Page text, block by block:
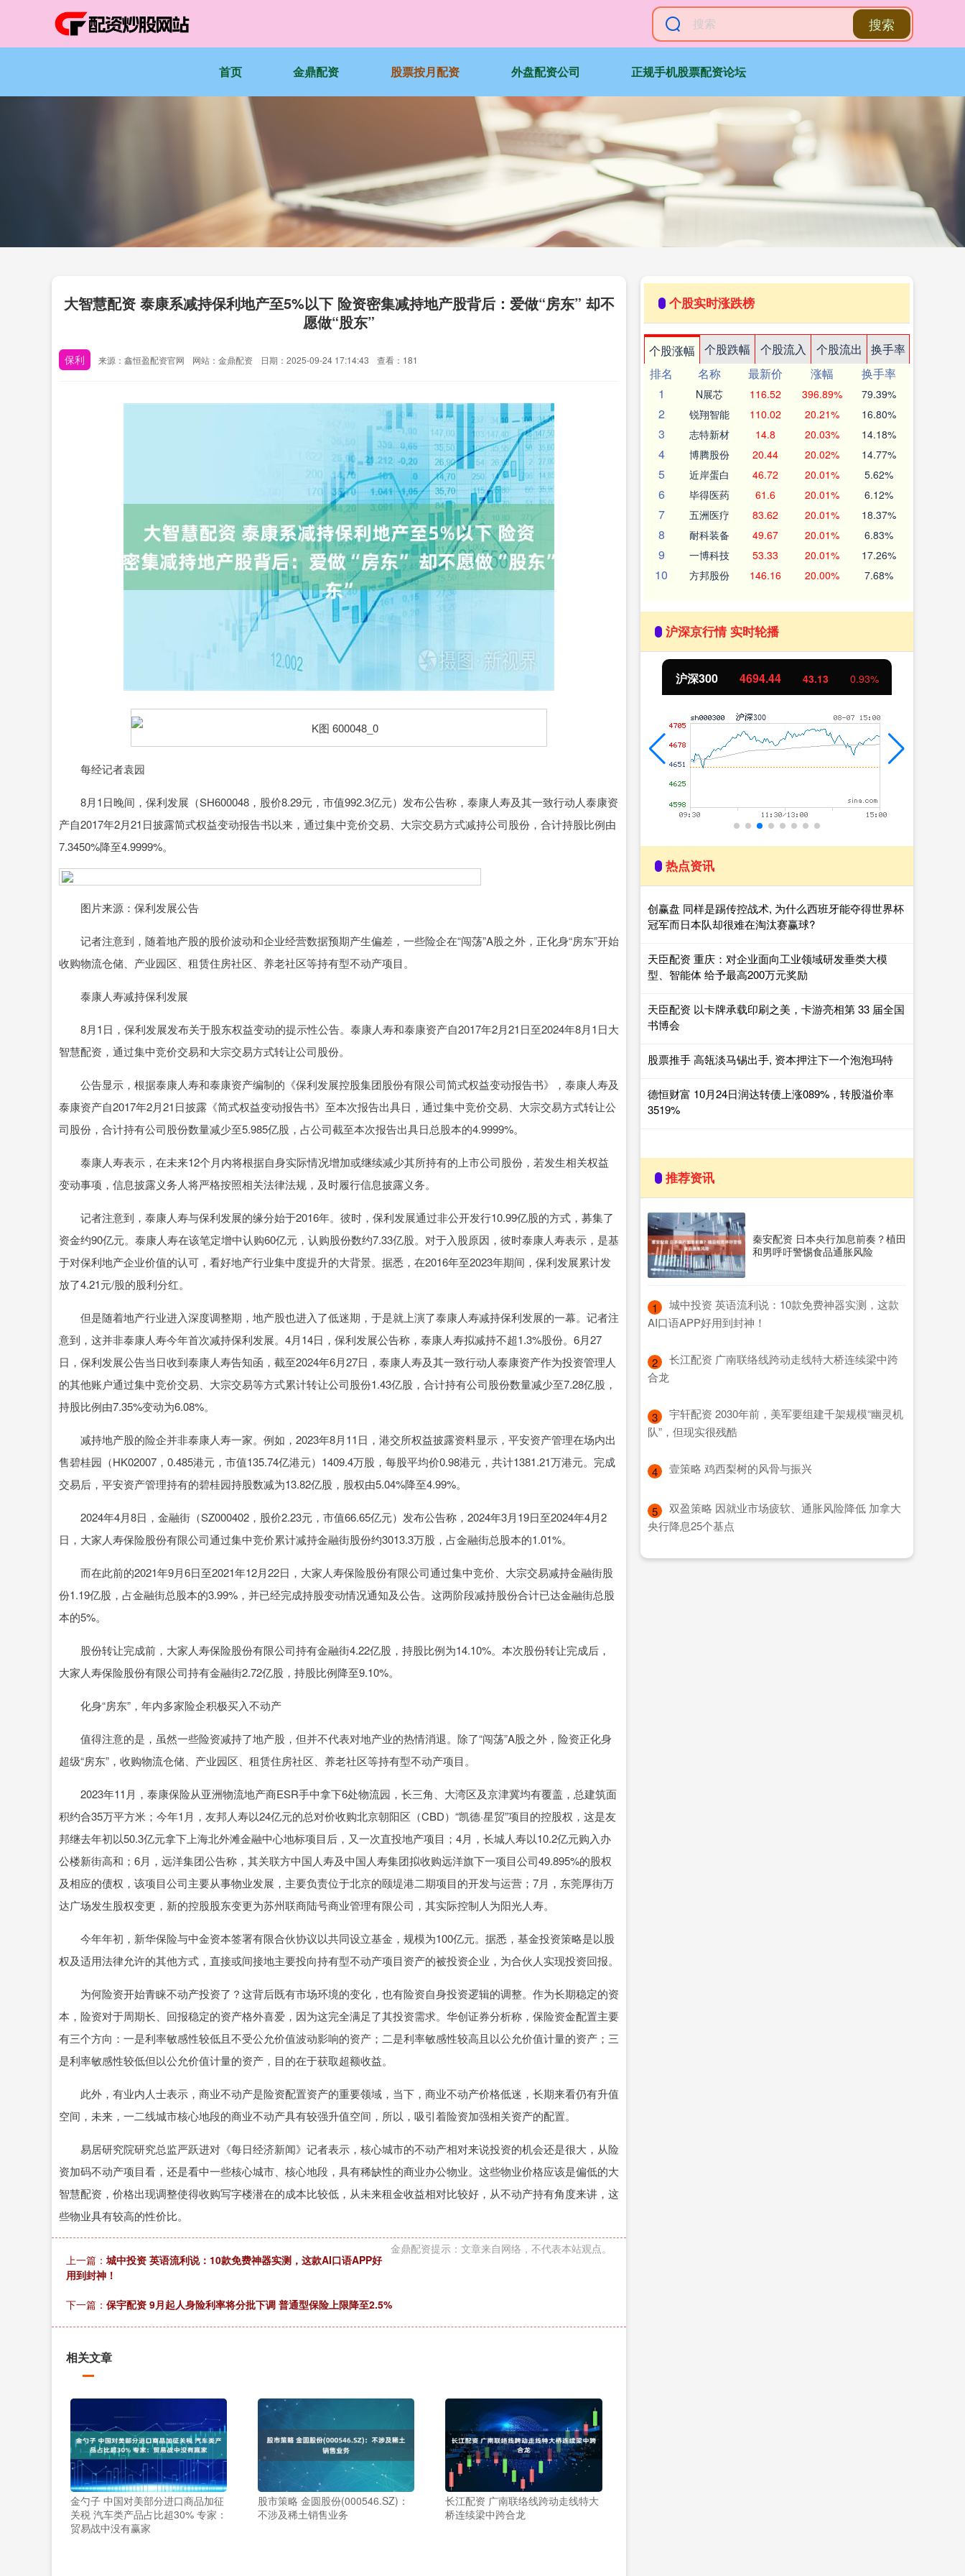
搜索
首页 金鼎配资 股票按月配资 外盘配资公司 正规手机股票配资论坛
大智慧配资 泰康系减持保利地产至5%以下 险资密集减持地产股背后：爱做“房东” 却不
愿做“股东”
保利 来源：鑫恒盈配资官网 网站：金鼎配资 日期：2025-09-24 17:14:43 查看：181
每经记者袁园
8月1日晚间，保利发展（SH600048，股价8.29元，市值992.3亿元）发布公告称，泰康人寿及其一致行动人泰康资
产自2017年2月21日披露简式权益变动报告书以来，通过集中竞价交易、大宗交易方式减持公司股份，合计持股比例由
7.3450%降至4.9999%。
图片来源：保利发展公告
记者注意到，随着地产股的股价波动和企业经营数据预期产生偏差，一些险企在“闯荡”A股之外，正化身“房东”开始
收购物流仓储、产业园区、租赁住房社区、养老社区等持有型不动产项目。
泰康人寿减持保利发展
8月1日，保利发展发布关于股东权益变动的提示性公告。泰康人寿和泰康资产自2017年2月21日至2024年8月1日大
智慧配资，通过集中竞价交易和大宗交易方式转让公司股份。
公告显示，根据泰康人寿和泰康资产编制的《保利发展控股集团股份有限公司简式权益变动报告书》，泰康人寿及
泰康资产自2017年2月21日披露《简式权益变动报告书》至本次报告出具日，通过集中竞价交易、大宗交易方式转让公
司股份，合计持有公司股份数量减少至5.985亿股，占公司截至本次报告出具日总股本的4.9999%。
泰康人寿表示，在未来12个月内将根据自身实际情况增加或继续减少其所持有的上市公司股份，若发生相关权益
变动事项，信息披露义务人将严格按照相关法律法规，及时履行信息披露义务。
记者注意到，泰康人寿与保利发展的缘分始于2016年。彼时，保利发展通过非公开发行10.99亿股的方式，募集了
资金约90亿元。泰康人寿在该笔定增中认购60亿元，认购股份数约7.33亿股。对于入股原因，彼时泰康人寿表示，是基
于对保利地产企业价值的认可，看好地产行业集中度提升的大背景。据悉，在2016年至2023年期间，保利发展累计发
放了4.21元/股的股利分红。
但是随着地产行业进入深度调整期，地产股也进入了低迷期，于是就上演了泰康人寿减持保利发展的一幕。记者注
意到，这并非泰康人寿今年首次减持保利发展。4月14日，保利发展公告称，泰康人寿拟减持不超1.3%股份。6月27
日，保利发展公告当日收到泰康人寿告知函，截至2024年6月27日，泰康人寿及其一致行动人泰康资产作为投资管理人
的其他账户通过集中竞价交易、大宗交易等方式累计转让公司股份1.43亿股，合计持有公司股份数量减少至7.28亿股，
持股比例由7.35%变动为6.08%。
减持地产股的险企并非泰康人寿一家。例如，2023年8月11日，港交所权益披露资料显示，平安资产管理在场内出
售碧桂园（HK02007，0.485港元，市值135.74亿港元）1409.4万股，每股平均价0.98港元，共计1381.21万港元。完成
交易后，平安资产管理持有的碧桂园持股数减为13.82亿股，股权由5.04%降至4.99%。
2024年4月8日，金融街（SZ000402，股价2.23元，市值66.65亿元）发布公告称，2024年3月19日至2024年4月2
日，大家人寿保险股份有限公司通过集中竞价累计减持金融街股份约3013.3万股，占金融街总股本的1.01%。
而在此前的2021年9月6日至2021年12月22日，大家人寿保险股份有限公司通过集中竞价、大宗交易减持金融街股
份1.19亿股，占金融街总股本的3.99%，并已经完成持股变动情况通知及公告。这两阶段减持股份合计已达金融街总股
本的5%。
股份转让完成前，大家人寿保险股份有限公司持有金融街4.22亿股，持股比例为14.10%。本次股份转让完成后，
大家人寿保险股份有限公司持有金融街2.72亿股，持股比例降至9.10%。
化身“房东”，年内多家险企积极买入不动产
值得注意的是，虽然一些险资减持了地产股，但并不代表对地产业的热情消退。除了“闯荡”A股之外，险资正化身
超级“房东”，收购物流仓储、产业园区、租赁住房社区、养老社区等持有型不动产项目。
2023年11月，泰康保险从亚洲物流地产商ESR手中拿下6处物流园，长三角、大湾区及京津冀均有覆盖，总建筑面
积约合35万平方米；今年1月，友邦人寿以24亿元的总对价收购北京朝阳区（CBD）“凯德·星贸”项目的控股权，这是友
邦继去年初以50.3亿元拿下上海北外滩金融中心地标项目后，又一次直投地产项目；4月，长城人寿以10.2亿元购入办
公楼新街高和；6月，远洋集团公告称，其关联方中国人寿及中国人寿集团拟收购远洋旗下一项目公司49.895%的股权
及相应的债权，该项目公司主要从事物业发展，主要负责位于北京的颐堤港二期项目的开发与运营；7月，东莞厚街万
达广场发生股权变更，新的控股股东变更为苏州联商陆号商业管理有限公司，其实际控制人为阳光人寿。
今年年初，新华保险与中金资本签署有限合伙协议以共同设立基金，规模为100亿元。据悉，基金投资策略是以股
权及适用法律允许的其他方式，直接或间接地主要投向持有型不动产项目资产的被投资企业，为合伙人实现投资回报。
为何险资开始青睐不动产投资了？这背后既有市场环境的变化，也有险资自身投资逻辑的调整。作为长期稳定的资
本，险资对于周期长、回报稳定的资产格外喜爱，因为这完全满足了其投资需求。华创证券分析称，保险资金配置主要
有三个方向：一是利率敏感性较低且不受公允价值波动影响的资产；二是利率敏感性较高且以公允价值计量的资产；三
是利率敏感性较低但以公允价值计量的资产，目的在于获取超额收益。
此外，有业内人士表示，商业不动产是险资配置资产的重要领域，当下，商业不动产价格低迷，长期来看仍有升值
空间，未来，一二线城市核心地段的商业不动产具有较强升值空间，所以，吸引着险资加强相关资产的配置。
易居研究院研究总监严跃进对《每日经济新闻》记者表示，核心城市的不动产相对来说投资的机会还是很大，从险
资加码不动产项目看，还是看中一些核心城市、核心地段，具有稀缺性的商业办公物业。这些物业价格应该是偏低的大
智慧配资，价格出现调整使得收购写字楼潜在的成本比较低，从未来租金收益相对比较好，从不动产持有角度来讲，这
些物业具有较高的性价比。
金鼎配资提示：文章来自网络，不代表本站观点。
上一篇： 城中投资 英语流利说：10款免费神器实测，这款AI口语APP好
用到封神！
下一篇： 保宇配资 9月起人身险利率将分批下调 普通型保险上限降至2.5%
相关文章
金勺子 中国对美部分进口商品加征
关税 汽车类产品占比超30% 专家：
贸易战中没有赢家
股市策略 金圆股份(000546.SZ)：
不涉及稀土销售业务
长江配资 广南联络线跨动走线特大
桥连续梁中跨合龙
个股实时涨跌榜
个股涨幅 个股跌幅 个股流入 个股流出
换手率
排名
名称 最新价 涨幅
换手率
1
N展芯 116.52 396.89% 79.39%
2 锐翔智能 110.02 20.21% 16.80%
3 志特新材 14.8 20.03% 14.18%
4 博腾股份 20.44 20.02% 14.77%
5 近岸蛋白 46.72 20.01% 5.62%
6 毕得医药 61.6 20.01% 6.12%
7 五洲医疗 83.62 20.01% 18.37%
8 耐科装备 49.67 20.01% 6.83%
9 一博科技 53.33 20.01% 17.26%
10 方邦股份 146.16 20.00% 7.68%
沪深京行情 实时轮播
北证50 1134.24 11.37 1.01%
热点资讯
创赢盘 同样是踢传控战术, 为什么西班牙能夺得世界杯
冠军而日本队却很难在淘汰赛赢球?
天臣配资 重庆：对企业面向工业领域研发垂类大模
型、智能体 给予最高200万元奖励
天臣配资 以卡牌承载印刷之美，卡游亮相第 33 届全国
书博会
股票推手 高瓴淡马锡出手, 资本押注下一个泡泡玛特
德恒财富 10月24日润达转债上涨089%，转股溢价率
3519%
推荐资讯
秦安配资 日本央行加息前奏？植田
和男呼吁警惕食品通胀风险
1
​城中投资 英语流利说：10款免费神器实测，这款
AI口语APP好用到封神！
2
​长江配资 广南联络线跨动走线特大桥连续梁中跨
合龙
3
​宇轩配资 2030年前，美军要组建千架规模“幽灵机
队”，但现实很残酷
4 ​壹策略 鸡西梨树的风骨与振兴
5
​双盈策略 因就业市场疲软、通胀风险降低 加拿大
央行降息25个基点